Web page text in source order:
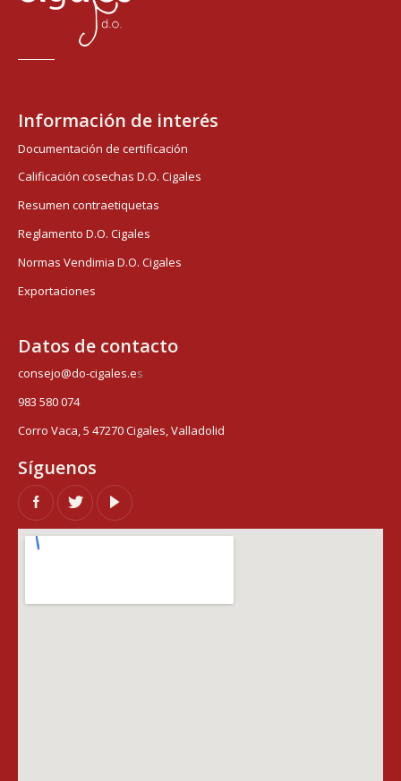
Información de interés
Documentación de certificación
Calificación cosechas D.O. Cigales
Resumen contraetiquetas
Reglamento D.O. Cigales
Normas Vendimia D.O. Cigales
Exportaciones
Datos de contacto
consejo@do-cigales.es
983 580 074
Corro Vaca, 5 47270 Cigales, Valladolid
Síguenos